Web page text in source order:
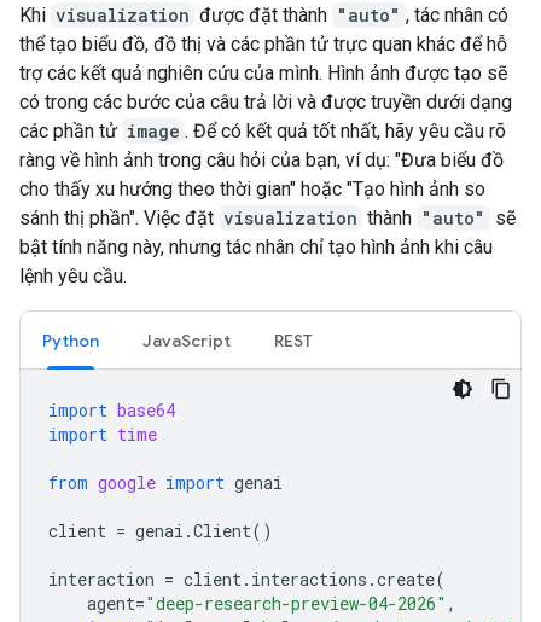
Khi visualization được đặt thành "auto" , tác nhân có
thể tạo biểu đồ, đồ thị và các phần tử trực quan khác để hỗ
trợ các kết quả nghiên cứu của mình. Hình ảnh được tạo sẽ
có trong các bước của câu trả lời và được truyền dưới dạng
các phần tử image . Để có kết quả tốt nhất, hãy yêu cầu rõ
ràng về hình ảnh trong câu hỏi của bạn, ví dụ: "Đưa biểu đồ
cho thấy xu hướng theo thời gian" hoặc "Tạo hình ảnh so
sánh thị phần". Việc đặt visualization thành "auto"
sẽ
bật tính năng này, nhưng tác nhân chỉ tạo hình ảnh khi câu
lệnh yêu cầu.
Python JavaScript REST
import base64
import time
from google import genai
client = genai .Client()
interaction = client. interactions .create(
agent="deep-research-preview-04-2026" ,